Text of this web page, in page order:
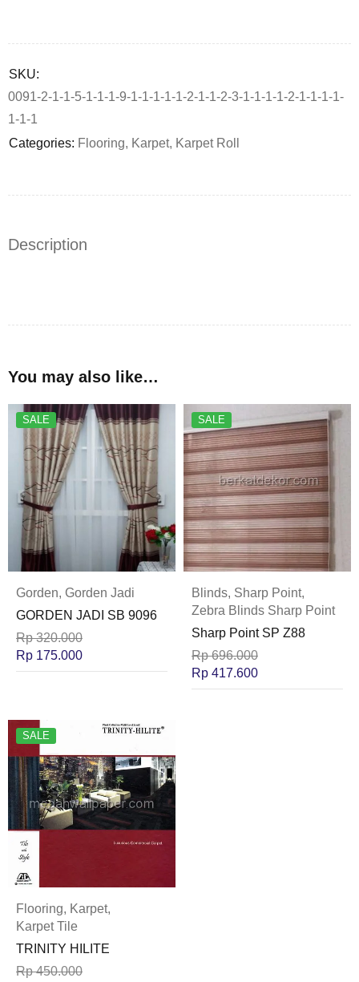
SKU:
0091-2-1-1-5-1-1-1-9-1-1-1-1-1-2-1-1-2-3-1-1-1-1-2-1-1-1-1-
1-1-1
Categories: Flooring, Karpet, Karpet Roll
Description
You may also like…
SALE
Gorden, Gorden Jadi
GORDEN JADI SB 9096
Rp320.000
Rp 175.000
SALE
Blinds, Sharp Point,
Zebra Blinds Sharp Point
Sharp Point SP Z88
Rp696.000
Rp 417.600
SALE
Flooring, Karpet,
Karpet Tile
TRINITY HILITE
Rp450.000